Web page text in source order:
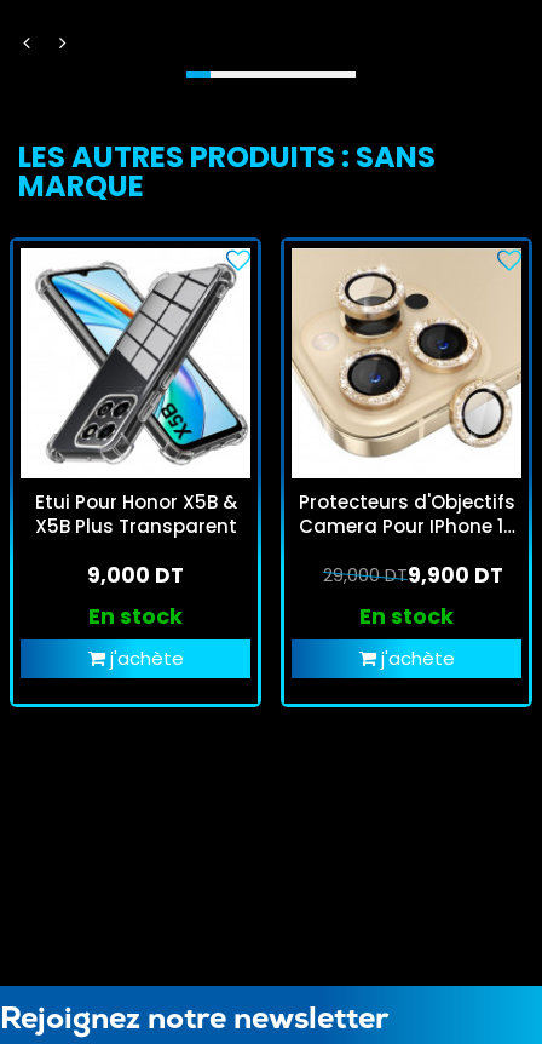
LES AUTRES PRODUITS : SANS
MARQUE
Etui Pour Honor X5B &
X5B Plus Transparent
9,000 DT
En stock
j'achète
Protecteurs d'Objectifs
Camera Pour IPhone 12
9,900 DT
29,000 DT
En stock
j'achète
Rejoignez notre newsletter